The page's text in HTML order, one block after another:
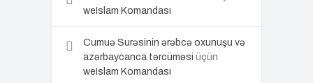
weIslam Komandası
Cumuə Surəsinin ərəbcə oxunuşu və
azərbaycanca tərcüməsi üçün
weIslam Komandası